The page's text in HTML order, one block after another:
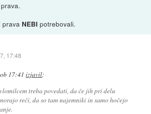
prava NEBI potrebovali.
17:48
17:41 izjavil:
treba povedati, da če jih pri delu
reči, da so tam najemniki in samo hočejo